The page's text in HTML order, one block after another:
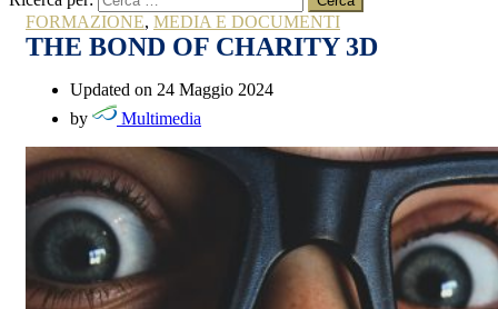
FORMAZIONE, MEDIA E DOCUMENTI
THE BOND OF CHARITY 3D
Updated on 24 Maggio 2024
by
Multimedia